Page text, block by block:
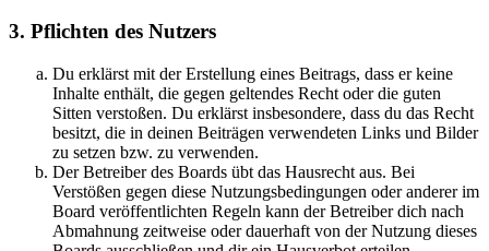
3. Pflichten des Nutzers
Du erklärst mit der Erstellung eines Beitrags, dass er keine
Inhalte enthält, die gegen geltendes Recht oder die guten
Sitten verstoßen. Du erklärst insbesondere, dass du das Recht
besitzt, die in deinen Beiträgen verwendeten Links und Bilder
zu setzen bzw. zu verwenden.
Der Betreiber des Boards übt das Hausrecht aus. Bei
Verstößen gegen diese Nutzungsbedingungen oder anderer im
Board veröffentlichten Regeln kann der Betreiber dich nach
Abmahnung zeitweise oder dauerhaft von der Nutzung dieses